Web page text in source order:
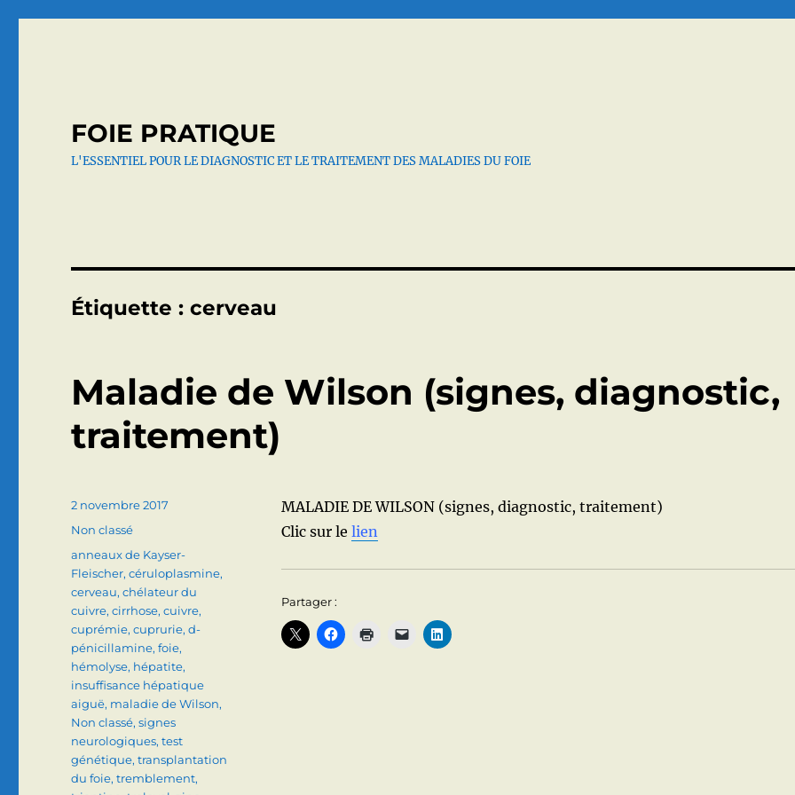
FOIE PRATIQUE
L'ESSENTIEL POUR LE DIAGNOSTIC ET LE TRAITEMENT DES MALADIES DU FOIE
Étiquette :cerveau
Maladie de Wilson (signes, diagnostic,
traitement)
MALADIE DE WILSON (signes, diagnostic, traitement)
Clic sur le lien
Partager :
Publié
2 novembre 2017
Catégories
Non classé
Étiquettes
anneaux de Kayser-
Fleischer,céruloplasmine,
cerveau,chélateur du
cuivre,cirrhose,cuivre,
cuprémie,cuprurie,d-
pénicillamine,foie,
hémolyse, hépatite,
insuffisance hépatique
aiguë, maladie de Wilson,
Non classé,signes
neurologiques,test
génétique,transplantation
du foie,tremblement,